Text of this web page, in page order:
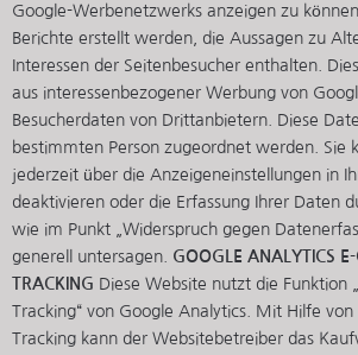
Google-Werbenetzwerks anzeigen zu
Berichte erstellt werden, die Aussagen zu
Interessen der Seitenbesucher enthalten.
aus interessenbezogener Werbung von
Besucherdaten von Drittanbietern. Diese
bestimmten Person zugeordnet werden. Sie
jederzeit über die Anzeigeneinstellungen in
deaktivieren oder die Erfassung Ihrer Daten
wie im Punkt „Widerspruch gegen
generell untersagen. GOOGLE ANALYTICS
TRACKING Diese Website nutzt die Funktion
Tracking“ von Google Analytics. Mit Hilfe
Tracking kann der Websitebetreiber das